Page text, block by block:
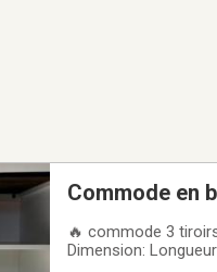
Commode en
🔥 commode 3
Dimension: